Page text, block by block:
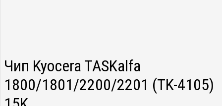
Чип Kyocera TASKalfa
1800/1801/2200/2201 (TK-4105)